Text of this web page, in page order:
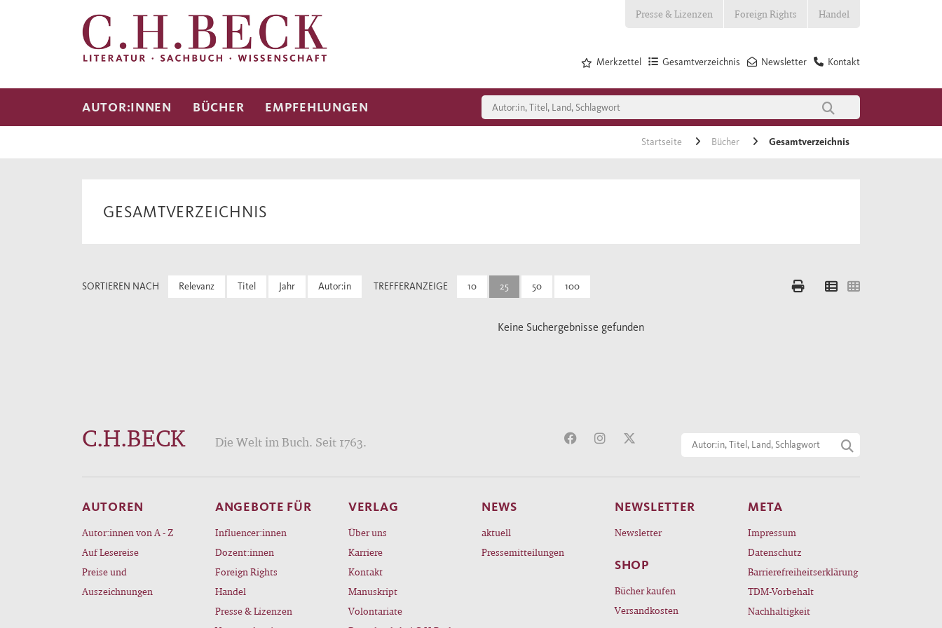
Presse & Lizenzen Foreign Rights Handel
Kontakt
Newsletter
Gesamtverzeichnis
Merkzettel
AUTOR:INNEN BÜCHER EMPFEHLUNGEN
Startseite Bücher Gesamtverzeichnis
GESAMTVERZEICHNIS
SORTIEREN NACH Relevanz Titel Jahr Autor:in TREFFERANZEIGE 10 25 50 100
Keine Suchergebnisse gefunden
C.H.BECK Die Welt im Buch. Seit 1763.
AUTOREN
Autor:innen von A - Z
Auf Lesereise
Preise und
Auszeichnungen
ANGEBOTE FÜR
Influencer:innen
Dozent:innen
Foreign Rights
Handel
Presse & Lizenzen
VERLAG
Über uns
Karriere
Kontakt
Manuskript
Volontariate
NEWS
aktuell
Pressemitteilungen
NEWSLETTER
Newsletter
SHOP
Bücher kaufen
Versandkosten
META
Impressum
Datenschutz
Barrierefreiheitserklärung
TDM-Vorbehalt
Nachhaltigkeit